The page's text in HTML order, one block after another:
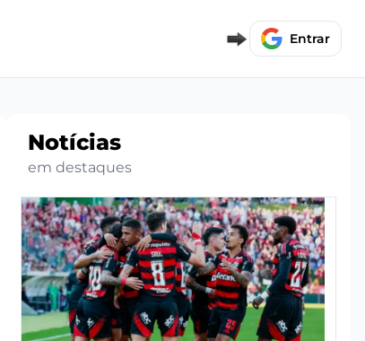
Entrar
Notícias
em destaques